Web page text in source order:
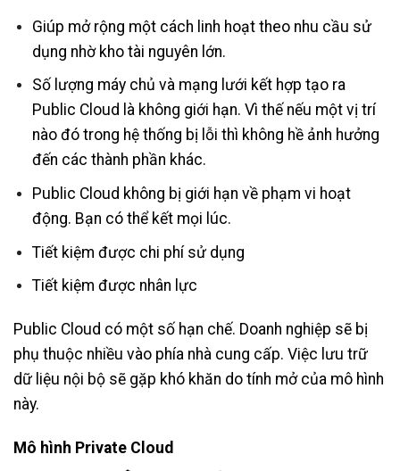
Giúp mở rộng một cách linh hoạt theo nhu cầu sử
dụng nhờ kho tài nguyên lớn.
Số lượng máy chủ và mạng lưới kết hợp tạo ra
Public Cloud là không giới hạn. Vì thế nếu một vị trí
nào đó trong hệ thống bị lỗi thì không hề ảnh hưởng
đến các thành phần khác.
Public Cloud không bị giới hạn về phạm vi hoạt
động. Bạn có thể kết mọi lúc.
Tiết kiệm được chi phí sử dụng
Tiết kiệm được nhân lực
Public Cloud có một số hạn chế. Doanh nghiệp sẽ bị
phụ thuộc nhiều vào phía nhà cung cấp. Việc lưu trữ
dữ liệu nội bộ sẽ gặp khó khăn do tính mở của mô hình
này.
Mô hình Private Cloud